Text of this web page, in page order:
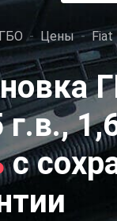
Цены Fiat
г.в.,
с